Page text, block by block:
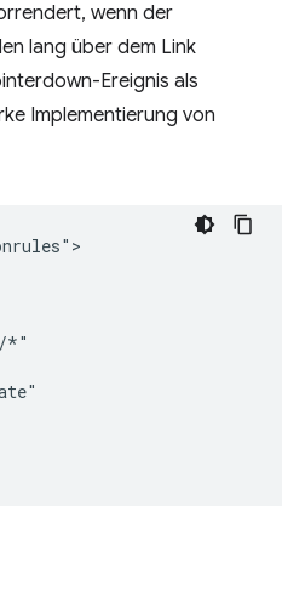
wenn der
lang über dem Link
Ereignis als
Implementierung von
*"